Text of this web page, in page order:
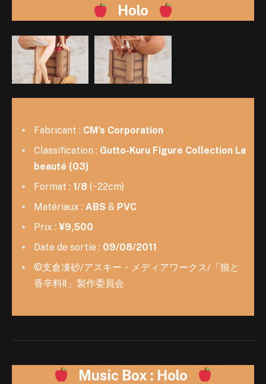
Holo
Fabricant : CM’s Corporation
Classification : Gutto-Kuru Figure Collection La
beauté (03)
Format : 1/8 (~22cm)
Matériaux : ABS & PVC
Prix : ¥9,500
Date de sortie : 09/08/2011
©支倉凍砂/アスキー・メディアワークス/「狼と
香辛料Ⅱ」製作委員会
Music Box : Holo